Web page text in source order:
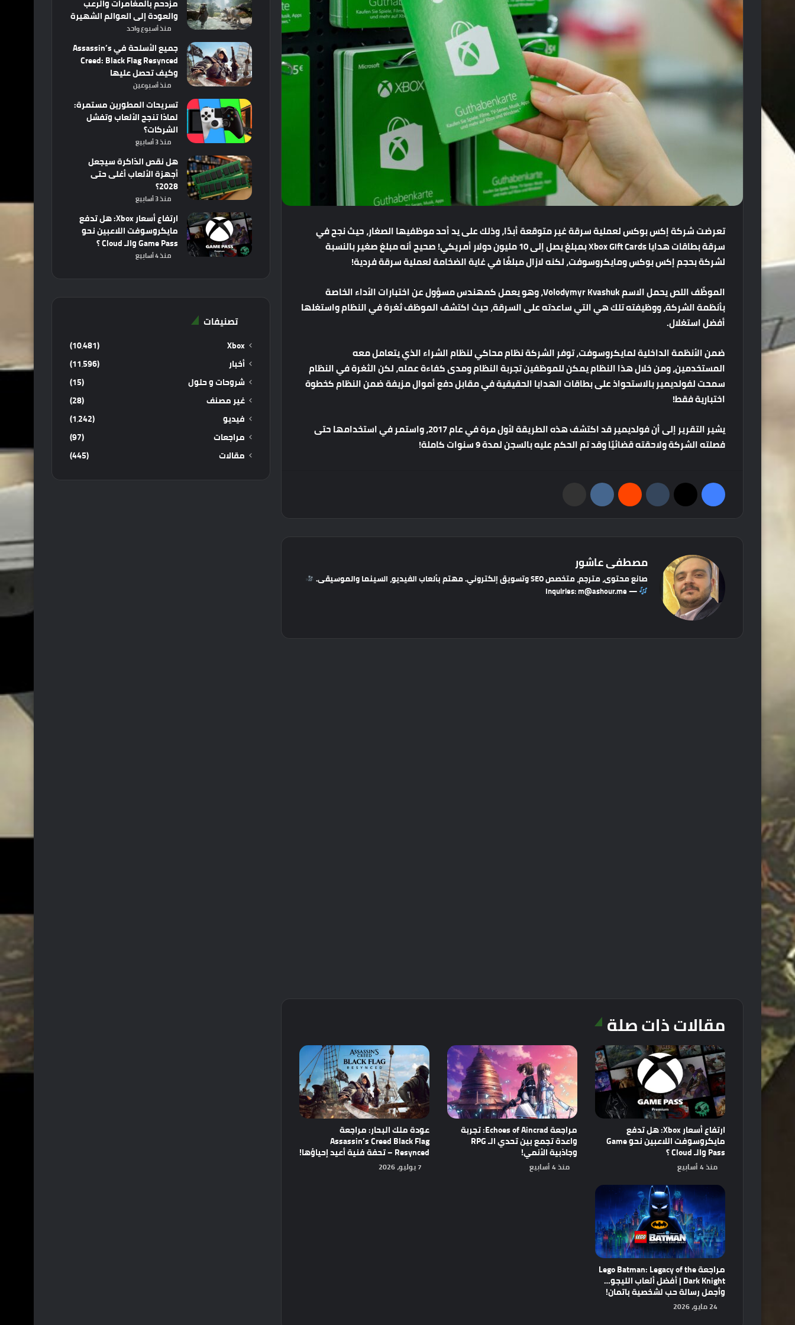
تعرضت شركة إكس بوكس لعملية سرقة غير متوقعة أبدًا، وذلك على يد أحد موظفيها الصغار، حيث نجح في
سرقة بطاقات هدايا Xbox Gift Cards بمبلغ يصل إلى 10 مليون دولار أمريكي! صحيح أنه مبلغ صغير بالنسبة
لشركة بحجم إكس بوكس ومايكروسوفت، لكنه لازال مبلغًا في غاية الضخامة لعملية سرقة فردية!
الموظّف اللص يحمل الاسمVolodymyr Kvashuk، وهو يعمل كمهندس مسؤول عن اختبارات الأداء الخاصة
بأنظمة الشركة، ووظيفته تلك هي التي ساعدته على السرقة، حيث اكتشف الموظف ثغرة في النظام واستغلها
أفضل استغلال.
ضمن الأنظمة الداخلية لمايكروسوفت، توفر الشركة نظام محاكي لنظام الشراء الذي يتعامل معه
المستخدمين، ومن خلال هذا النظام يمكن للموظفين تجربة النظام ومدى كفاءة عمله، لكن الثغرة في النظام
سمحت لفولديمير بالاستحواذ على بطاقات الهدايا الحقيقية في مقابل دفع أموال مزيفة ضمن النظام كخطوة
اختبارية فقط!
يشير التقرير إلى أن فولديمير قد اكتشف هذه الطريقة لأول مرة في عام 2017، واستمر في استخدامها حتى
فصلته الشركة ولاحقته قضائيًا وقد تم الحكم عليهبالسجن لمدة 9 سنوات كاملة!
مصطفى عاشور
صانع محتوى، مترجم، متخصص SEO وتسويق إلكتروني. مهتم بألعاب الفيديو، السينما والموسيقى.
— Inquiries: m@ashour.me
مقالات ذات صلة
ارتفاع أسعار Xbox: هل تدفع
مايكروسوفت اللاعبين نحو Game
Pass والـ Cloud ؟
منذ 4 أسابيع
مراجعة Echoes of Aincrad: تجربة
واعدة تجمع بين تحدي الـ RPG
وجاذبية الأنمي!
منذ 4 أسابيع
عودة ملك البحار: مراجعة
Assassin’s Creed Black Flag
Resynced – تحفة فنية أعيد إحياؤها!
7 يوليو، 2026
مراجعة Lego Batman: Legacy of the
Dark Knight | أفضل ألعاب الليجو…
وأجمل رسالة حب لشخصية باتمان!
24 مايو، 2026
مزدحم بالمغامرات والرعب
والعودة إلى العوالم الشهيرة
منذ أسبوع واحد
جميع الأسلحة في Assassin’s
Creed: Black Flag Resynced
وكيف تحصل عليها
منذ أسبوعين
تسريحات المطورين مستمرة:
لماذا تنجح الألعاب وتفشل
الشركات؟
منذ 3 أسابيع
هل نقص الذاكرة سيجعل
أجهزة الألعاب أغلى حتى
2028؟
منذ 3 أسابيع
ارتفاع أسعار Xbox: هل تدفع
مايكروسوفت اللاعبين نحو
Game Pass والـ Cloud ؟
منذ 4 أسابيع
تصنيفات
Xbox
(10٬481)
أخبار
(11٬596)
شروحات و حلول
(15)
غير مصنف
(28)
فيديو
(1٬242)
مراجعات
(97)
مقالات
(445)